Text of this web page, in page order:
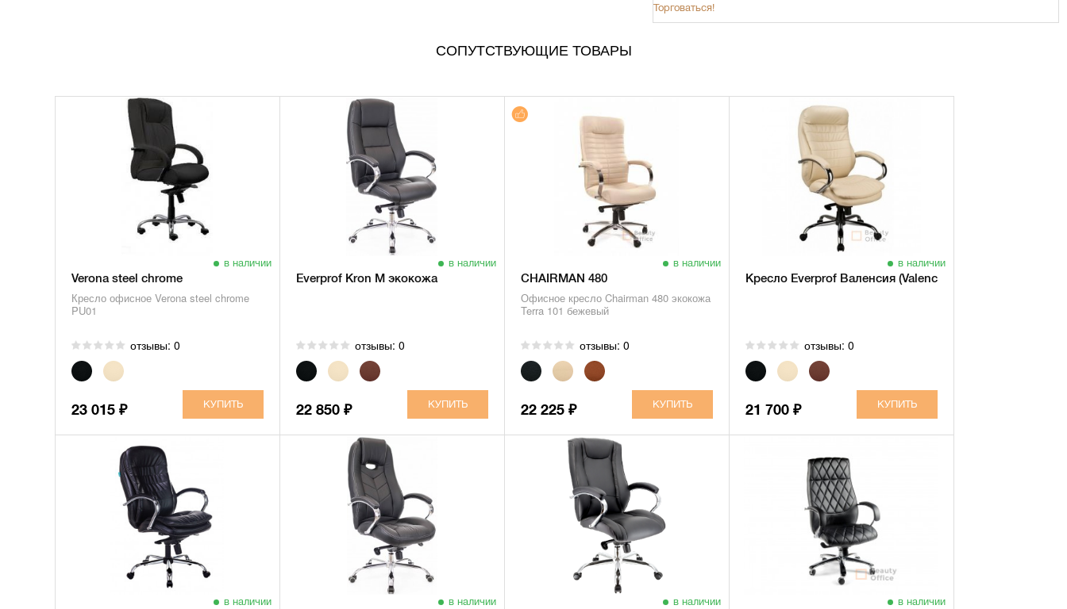
Торговаться!
СОПУТСТВУЮЩИЕ ТОВАРЫ
в наличии
Verona steel chrome
Кресло офисное Verona steel chrome
PU01
отзывы: 0
23 015 ₽
в наличии
Everprof Kron M экокожа
отзывы: 0
22 850 ₽
в наличии
CHAIRMAN 480
Офисное кресло Chairman 480 экокожа
Terra 101 бежевый
отзывы: 0
22 225 ₽
в наличии
Кресло Everprof Валенсия (Valencia) M
отзывы: 0
21 700 ₽
в наличии в наличии в наличии в наличии